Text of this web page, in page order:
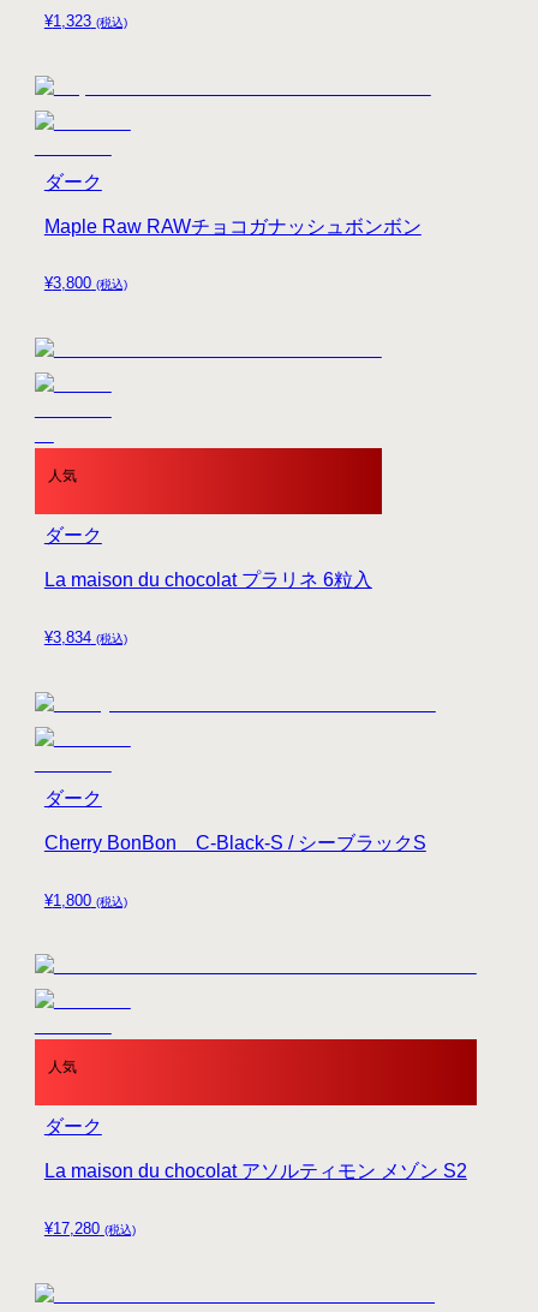
¥1,323 (税込)
¥3,800 (税込)
Maple Raw RAWチョコガナッシュボンボン
ダーク
人気
¥3,834 (税込)
La maison du chocolat プラリネ 6粒入
ダーク
¥1,800 (税込)
Cherry BonBon C-Black-S / シーブラックS
ダーク
人気
¥17,280 (税込)
La maison du chocolat アソルティモン メゾン S2
ダーク